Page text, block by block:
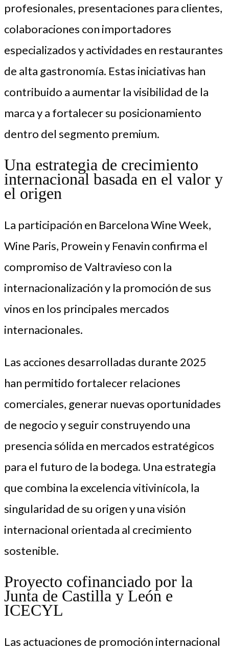
profesionales, presentaciones para clientes,
colaboraciones con importadores
especializados y actividades en restaurantes
de alta gastronomía. Estas iniciativas han
contribuido a aumentar la visibilidad de la
marca y a fortalecer su posicionamiento
dentro del segmento premium.
Una estrategia de crecimiento
internacional basada en el valor y
el origen
La participación en Barcelona Wine Week,
Wine Paris, Prowein y Fenavin confirma el
compromiso de Valtravieso con la
internacionalización y la promoción de sus
vinos en los principales mercados
internacionales.
Las acciones desarrolladas durante 2025
han permitido fortalecer relaciones
comerciales, generar nuevas oportunidades
de negocio y seguir construyendo una
presencia sólida en mercados estratégicos
para el futuro de la bodega. Una estrategia
que combina la excelencia vitivinícola, la
singularidad de su origen y una visión
internacional orientada al crecimiento
sostenible.
Proyecto cofinanciado por la
Junta de Castilla y León e
ICECYL
Las actuaciones de promoción internacional